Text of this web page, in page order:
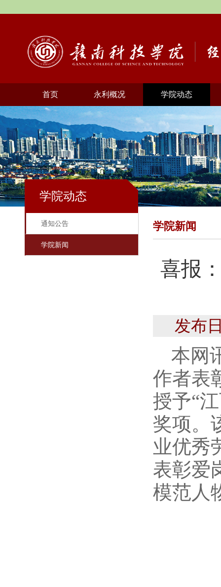
首页 永利概况 学院动态
学院动态
通知公告
学院新闻
学院新闻
喜报
发布
本网
作者表
授予“
奖项。
业优秀
表彰爱
模范人